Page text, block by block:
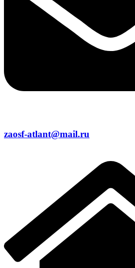
zaosf-atlant@mail.ru